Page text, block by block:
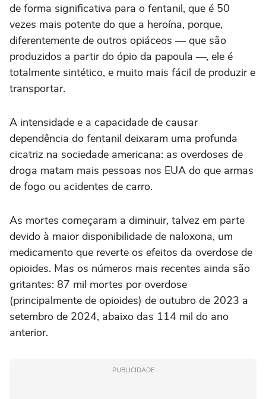
de forma significativa para o fentanil, que é 50
vezes mais potente do que a heroína, porque,
diferentemente de outros opiáceos — que são
produzidos a partir do ópio da papoula —, ele é
totalmente sintético, e muito mais fácil de produzir e
transportar.
A intensidade e a capacidade de causar
dependência do fentanil deixaram uma profunda
cicatriz na sociedade americana: as overdoses de
droga matam mais pessoas nos EUA do que armas
de fogo ou acidentes de carro.
As mortes começaram a diminuir, talvez em parte
devido à maior disponibilidade de naloxona, um
medicamento que reverte os efeitos da overdose de
opioides. Mas os números mais recentes ainda são
gritantes: 87 mil mortes por overdose
(principalmente de opioides) de outubro de 2023 a
setembro de 2024, abaixo das 114 mil do ano
anterior.
PUBLICIDADE